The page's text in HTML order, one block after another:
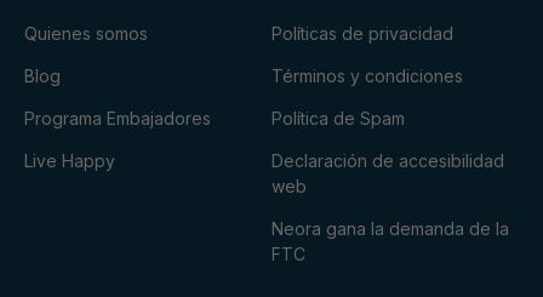
Quienes somos
Blog
Programa Embajadores
Live Happy
Políticas de privacidad
Términos y condiciones
Política de Spam
Declaración de accesibilidad
web
Neora gana la demanda de la
FTC